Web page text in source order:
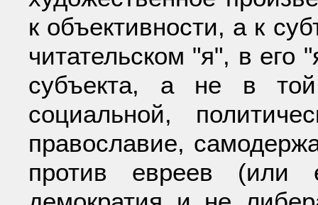
к объективности, а к
читательском "я", в его
субъекта, а не в
социальной,
православие,
против евреев (или